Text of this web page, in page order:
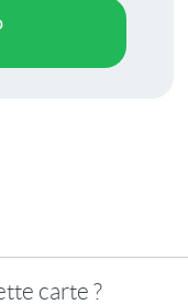
carte ?